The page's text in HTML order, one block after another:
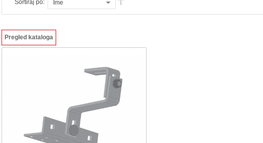
Sortiraj po: Ime
Pregled kataloga